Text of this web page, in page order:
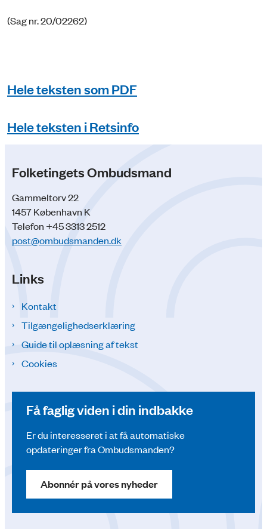
(Sag nr. 20/02262)
Hele teksten som PDF
Hele teksten i Retsinfo
Folketingets Ombudsmand
Gammeltorv 22
1457 København K
Telefon +45 3313 2512
post@ombudsmanden.dk
Links
Kontakt
Tilgængelighedserklæring
Guide til oplæsning af tekst
Cookies
Få faglig viden i din indbakke
Er du interesseret i at få automatiske
opdateringer fra Ombudsmanden?
Abonnér på vores nyheder